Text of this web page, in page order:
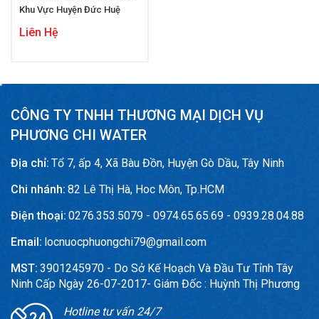
Khu Vực Huyện Đức Huệ
Liên Hệ
CÔNG TY TNHH THƯƠNG MẠI DỊCH VỤ
PHƯƠNG CHI WATER
Địa chỉ: Tổ 7, ấp 4, Xã Bàu Đồn, Huyện Gò Dầu, Tây Ninh
Chi nhánh: 82 Lê Thị Hà, Hoc Môn, Tp.HCM
Điện thoại: 0276.353.5079 - 0974.65.65.69 - 0939.28.04.88
Email: locnuocphuongchi79@gmail.com
MST: 3901245970 - Do Sở Kế Hoạch Và Đầu Tư Tỉnh Tây
Ninh Cấp Ngày 26-07-2017- Giám Đốc : Huỳnh Thị Phương
Hotline tư vấn 24/7